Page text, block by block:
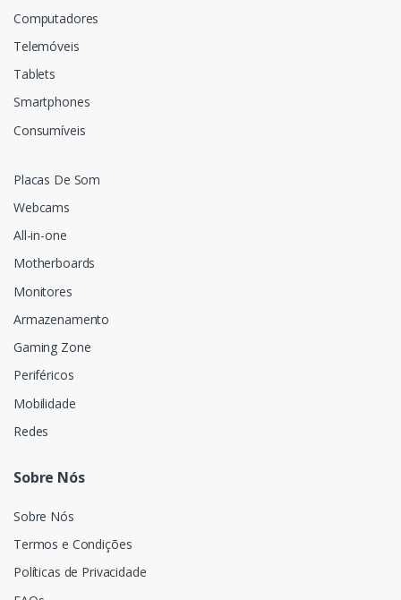
Computadores
Telemóveis
Tablets
Smartphones
Consumíveis
Placas De Som
Webcams
All-in-one
Motherboards
Monitores
Armazenamento
Gaming Zone
Periféricos
Mobilidade
Redes
Sobre Nós
Sobre Nós
Termos e Condições
Políticas de Privacidade